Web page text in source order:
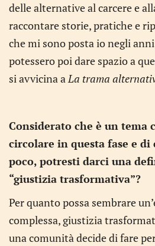
delle alternative al carcere e
raccontare storie, pratiche e
che mi sono posta io negli
potessero poi dare spazio a
si avvicina aLa trama
Considerato che è un tema
circolare in questa fase e di
poco, potresti darci una
“giustizia trasformativa”?
Per quanto possa sembrare
complessa, giustizia
una comunità decide di fare